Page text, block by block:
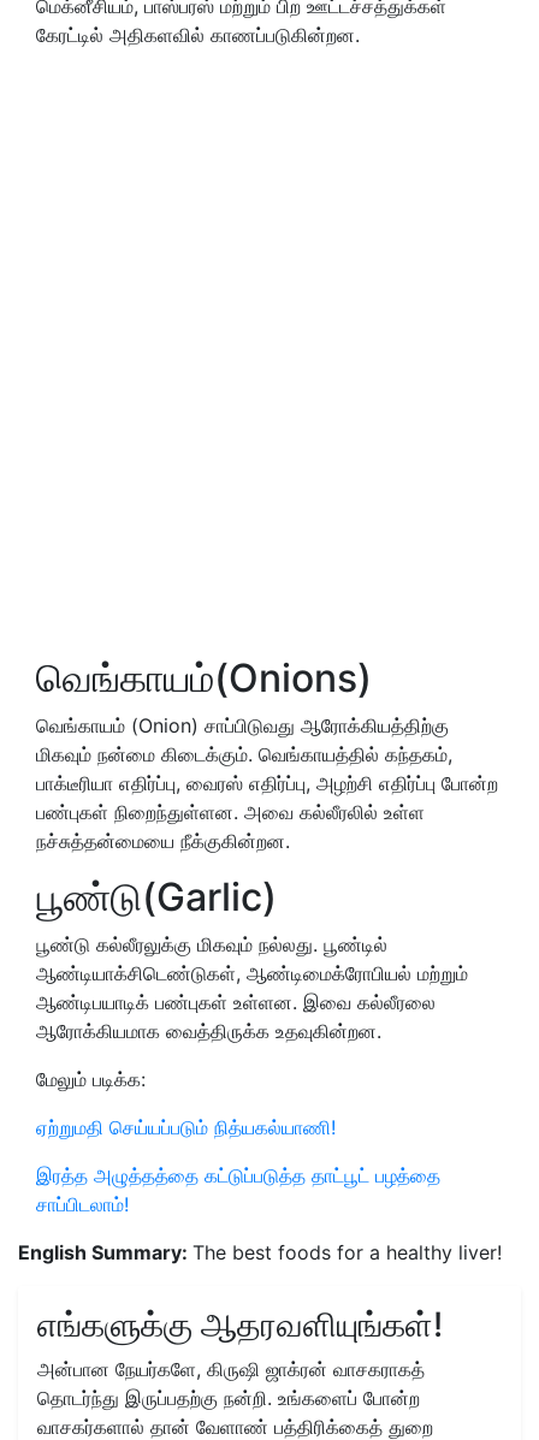
மெக்னீசியம், பாஸ்பரஸ் மற்றும் பிற ஊட்டச்சத்துக்கள்
கேரட்டில் அதிகளவில் காணப்படுகின்றன.
வெங்காயம்(Onions)
வெங்காயம் (Onion) சாப்பிடுவது ஆரோக்கியத்திற்கு
மிகவும் நன்மை கிடைக்கும். வெங்காயத்தில் கந்தகம்,
பாக்டீரியா எதிர்ப்பு, வைரஸ் எதிர்ப்பு, அழற்சி எதிர்ப்பு போன்ற
பண்புகள் நிறைந்துள்ளன. அவை கல்லீரலில் உள்ள
நச்சுத்தன்மையை நீக்குகின்றன.
பூண்டு(Garlic)
பூண்டு கல்லீரலுக்கு மிகவும் நல்லது. பூண்டில்
ஆண்டியாக்சிடெண்டுகள், ஆண்டிமைக்ரோபியல் மற்றும்
ஆண்டிபயாடிக் பண்புகள் உள்ளன. இவை கல்லீரலை
ஆரோக்கியமாக வைத்திருக்க உதவுகின்றன.
மேலும் படிக்க:
ஏற்றுமதி செய்யப்படும் நித்யகல்யாணி!
இரத்த அழுத்தத்தை கட்டுப்படுத்த தாட்பூட் பழத்தை
சாப்பிடலாம்!
English Summary: The best foods for a healthy liver!
எங்களுக்கு ஆதரவளியுங்கள்!
அன்பான நேயர்களே, கிருஷி ஜாக்ரன் வாசகராகத்
தொடர்ந்து இருப்பதற்கு நன்றி. உங்களைப் போன்ற
வாசகர்களால் தான் வேளாண் பத்திரிக்கைத் துறை